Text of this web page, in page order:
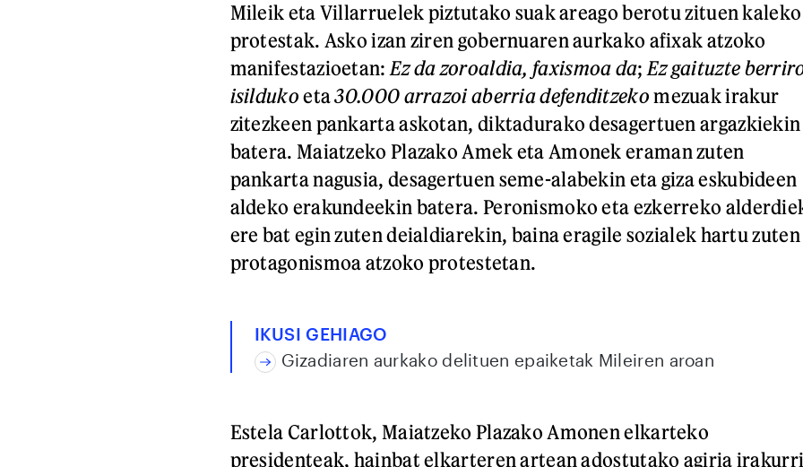
Mileik eta Villarruelek piztutako suak areago berotu zituen kaleko
protestak. Asko izan ziren gobernuaren aurkako afixak atzoko
manifestazioetan: Ez da zoroaldia, faxismoa da; Ez gaituzte
isilduko eta30.000 arrazoi aberria defenditzeko mezuak irakur
zitezkeen pankarta askotan, diktadurako desagertuen argazkiekin
batera. Maiatzeko Plazako Amek eta Amonek eraman zuten
pankarta nagusia, desagertuen seme-alabekin eta giza eskubideen
aldeko erakundeekin batera. Peronismoko eta ezkerreko
ere bat egin zuten deialdiarekin, baina eragile sozialek hartu zuten
protagonismoa atzoko protestetan.
IKUSI GEHIAGO
Gizadiaren aurkako delituen epaiketak Mileiren aroan
Estela Carlottok, Maiatzeko Plazako Amonen elkarteko
presidenteak, hainbat elkarteren artean adostutako agiria